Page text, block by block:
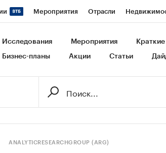
Мероприятия Отрасли
Франшизы Газета Спецпроекты
Исследования Мероприятия
Бизнес-планы Акции Статьи
ANALYTICRESEARCHGROUP (ARG)